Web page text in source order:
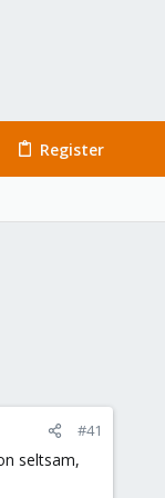
Register
#41
seltsam,